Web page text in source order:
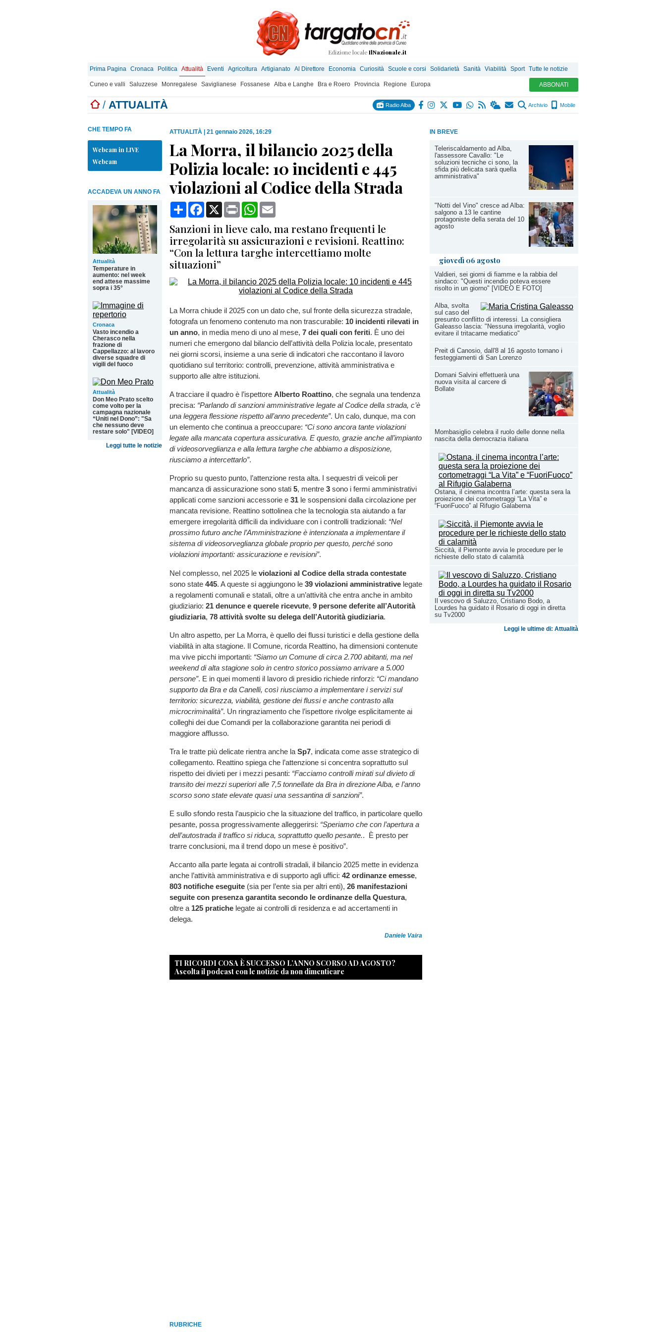
Edizione locale IlNazionale.it
Prima Pagina Cronaca Politica Attualità Eventi Agricoltura Artigianato Al Direttore Economia Curiosità Scuole e corsi Solidarietà Sanità Viabilità Sport Tutte le notizie
Cuneo e valli Saluzzese Monregalese Saviglianese Fossanese Alba e Langhe Bra e Roero Provincia Regione Europa ABBONATI
/ ATTUALITÀ Radio Alba Archivio Mobile
IN BREVE
Teleriscaldamento ad Alba,
l'assessore Cavallo: "Le
soluzioni tecniche ci sono, la
sfida più delicata sarà quella
amministrativa"
"Notti del Vino" cresce ad Alba:
salgono a 13 le cantine
protagoniste della serata del 10
agosto
giovedì 06 agosto
Valdieri, sei giorni di fiamme e la rabbia del
sindaco: "Questi incendio poteva essere
risolto in un giorno" [VIDEO E FOTO]
Alba, svolta
sul caso del
presunto conflitto di interessi. La consigliera
Galeasso lascia: "Nessuna irregolarità, voglio
evitare il tritacarne mediatico"
Preit di Canosio, dall'8 al 16 agosto tornano i
festeggiamenti di San Lorenzo
Domani Salvini effettuerà una
nuova visita al carcere di
Bollate
Mombasiglio celebra il ruolo delle donne nella
nascita della democrazia italiana
Ostana, il cinema incontra l’arte: questa sera la
proiezione dei cortometraggi “La Vita” e
“FuoriFuoco” al Rifugio Galaberna
Siccità, il Piemonte avvia le procedure per le
richieste dello stato di calamità
Il vescovo di Saluzzo, Cristiano Bodo, a
Lourdes ha guidato il Rosario di oggi in diretta
su Tv2000
Leggi le ultime di: Attualità
CHE TEMPO FA
Webcam in LIVE
Webcam
ACCADEVA UN ANNO FA
Attualità
Temperature in
aumento: nel week
end attese massime
sopra i 35°
Cronaca
Vasto incendio a
Cherasco nella
frazione di
Cappellazzo: al lavoro
diverse squadre di
vigili del fuoco
Attualità
Don Meo Prato scelto
come volto per la
campagna nazionale
“Uniti nel Dono”: "Sa
che nessuno deve
restare solo" [VIDEO]
Leggi tutte le notizie
ATTUALITÀ 21 gennaio 2026, 16:29
La Morra, il bilancio 2025 della
Polizia locale: 10 incidenti e 445
violazioni al Codice della Strada
CondividiFacebook
X Print WhatsApp
Sanzioni in lieve calo, ma restano frequenti le
irregolarità su assicurazioni e revisioni. Reattino:
“Con la lettura targhe intercettiamo molte
situazioni”
La Morra chiude il 2025 con un dato che, sul fronte della sicurezza stradale,
fotografa un fenomeno contenuto ma non trascurabile: 10 incidenti rilevati in
un anno, in media meno di uno al mese, 7 dei quali con feriti. È uno dei
numeri che emergono dal bilancio dell’attività della Polizia locale, presentato
nei giorni scorsi, insieme a una serie di indicatori che raccontano il lavoro
quotidiano sul territorio: controlli, prevenzione, attività amministrativa e
supporto alle altre istituzioni.
A tracciare il quadro è l’ispettore Alberto Roattino, che segnala una tendenza
precisa: “Parlando di sanzioni amministrative legate al Codice della strada, c’è
una leggera flessione rispetto all’anno precedente”. Un calo, dunque, ma con
un elemento che continua a preoccupare: “Ci sono ancora tante violazioni
legate alla mancata copertura assicurativa. E questo, grazie anche all’impianto
di videosorveglianza e alla lettura targhe che abbiamo a disposizione,
riusciamo a intercettarlo”.
Proprio su questo punto, l’attenzione resta alta. I sequestri di veicoli per
mancanza di assicurazione sono stati 5, mentre 3 sono i fermi amministrativi
applicati come sanzioni accessorie e 31 le sospensioni dalla circolazione per
mancata revisione. Reattino sottolinea che la tecnologia sta aiutando a far
emergere irregolarità difficili da individuare con i controlli tradizionali: “Nel
prossimo futuro anche l’Amministrazione è intenzionata a implementare il
sistema di videosorveglianza globale proprio per questo, perché sono
violazioni importanti: assicurazione e revisioni”.
Nel complesso, nel 2025 le violazioni al Codice della strada contestate
sono state 445. A queste si aggiungono le 39 violazioni amministrative legate
a regolamenti comunali e statali, oltre a un’attività che entra anche in ambito
giudiziario: 21 denunce e querele ricevute, 9 persone deferite all’Autorità
giudiziaria, 78 attività svolte su delega dell’Autorità giudiziaria.
Un altro aspetto, per La Morra, è quello dei flussi turistici e della gestione della
viabilità in alta stagione. Il Comune, ricorda Reattino, ha dimensioni contenute
ma vive picchi importanti: “Siamo un Comune di circa 2.700 abitanti, ma nel
weekend di alta stagione solo in centro storico possiamo arrivare a 5.000
persone”. E in quei momenti il lavoro di presidio richiede rinforzi: “Ci mandano
supporto da Bra e da Canelli, così riusciamo a implementare i servizi sul
territorio: sicurezza, viabilità, gestione dei flussi e anche contrasto alla
microcriminalità”. Un ringraziamento che l’ispettore rivolge esplicitamente ai
colleghi dei due Comandi per la collaborazione garantita nei periodi di
maggiore afflusso.
Tra le tratte più delicate rientra anche la Sp7, indicata come asse strategico di
collegamento. Reattino spiega che l’attenzione si concentra soprattutto sul
rispetto dei divieti per i mezzi pesanti: “Facciamo controlli mirati sul divieto di
transito dei mezzi superiori alle 7,5 tonnellate da Bra in direzione Alba, e l’anno
scorso sono state elevate quasi una sessantina di sanzioni”.
E sullo sfondo resta l’auspicio che la situazione del traffico, in particolare quello
pesante, possa progressivamente alleggerirsi: “Speriamo che con l’apertura a
dell’autostrada il traffico si riduca, soprattutto quello pesante.. È presto per
trarre conclusioni, ma il trend dopo un mese è positivo”.
Accanto alla parte legata ai controlli stradali, il bilancio 2025 mette in evidenza
anche l’attività amministrativa e di supporto agli uffici: 42 ordinanze emesse,
803 notifiche eseguite (sia per l’ente sia per altri enti), 26 manifestazioni
seguite con presenza garantita secondo le ordinanze della Questura,
oltre a 125 pratiche legate ai controlli di residenza e ad accertamenti in
delega.
Daniele Vaira
TI RICORDI COSA È SUCCESSO L’ANNO SCORSO AD AGOSTO?
Ascolta il podcast con le notizie da non dimenticare
RUBRICHE